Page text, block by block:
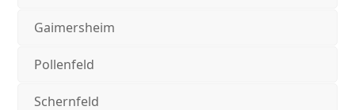
Gaimersheim
Pollenfeld
Schernfeld